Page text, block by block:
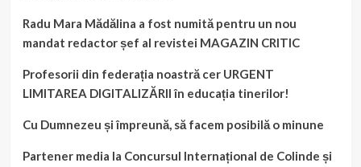
Radu Mara Mădălina a fost numită pentru un nou
mandat redactor șef al revistei MAGAZIN CRITIC
Profesorii din federația noastră cer URGENT
LIMITAREA DIGITALIZĂRII în educația tinerilor!
Cu Dumnezeu și împreună, să facem posibilă o minune
Partener media la Concursul Internațional de Colinde și